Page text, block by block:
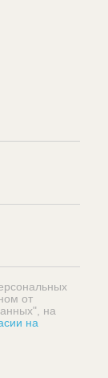
от
на
на